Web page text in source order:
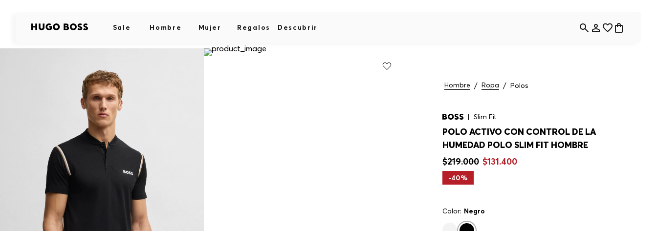
Sale Hombre Mujer Regalos Descubrir
Hombre Ropa Polos
Slim Fit
POLO ACTIVO CON CONTROL DE LA
HUMEDAD POLO SLIM FIT HOMBRE
$219.000 $131.400
-40%
Color: Negro